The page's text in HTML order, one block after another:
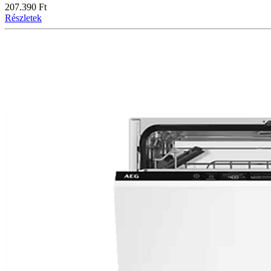
207.390 Ft
Részletek